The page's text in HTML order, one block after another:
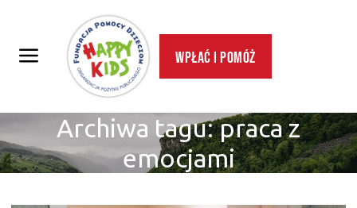
Wpłać i pomóż
Archiwa tagu:praca z
emocjami